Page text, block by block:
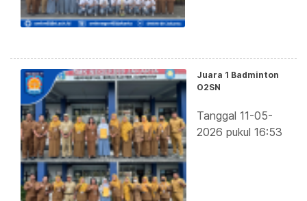
Juara 1 Badminton
O2SN
Tanggal 11-05-
2026 pukul 16:53